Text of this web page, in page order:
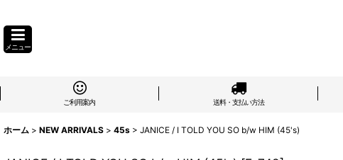
メニュー
ご利用案内 送料・支払い方法
ホーム > NEW ARRIVALS > 45s > JANICE / I TOLD YOU SO b/w HIM (45's)